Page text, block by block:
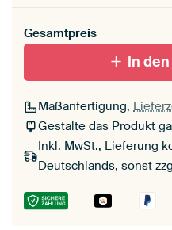
Gesamtpreis
In
Maßanfertigung,
Gestalte das Produkt
Inkl. MwSt., Lieferung
Deutschlands, sonst